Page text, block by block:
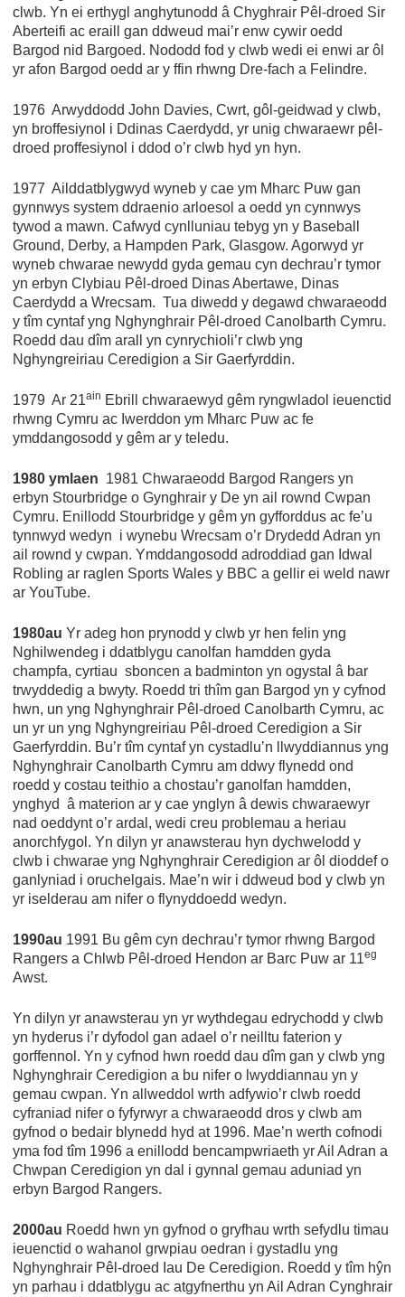
clwb. Yn ei erthygl anghytunodd â Chyghrair Pêl-droed Sir
Aberteifi ac eraill gan ddweud mai’r enw cywir oedd
Bargod nid Bargoed. Nododd fod y clwb wedi ei enwi ar ôl
yr afon Bargod oedd ar y ffin rhwng Dre-fach a Felindre.
1976 Arwyddodd John Davies, Cwrt, gôl-geidwad y clwb,
yn broffesiynol i Ddinas Caerdydd, yr unig chwaraewr pêl-
droed proffesiynol i ddod o’r clwb hyd yn hyn.
1977 Ailddatblygwyd wyneb y cae ym Mharc Puw gan
gynnwys system ddraenio arloesol a oedd yn cynnwys
tywod a mawn. Cafwyd cynlluniau tebyg yn y Baseball
Ground, Derby, a Hampden Park, Glasgow. Agorwyd yr
wyneb chwarae newydd gyda gemau cyn dechrau’r tymor
yn erbyn Clybiau Pêl-droed Dinas Abertawe, Dinas
Caerdydd a Wrecsam. Tua diwedd y degawd chwaraeodd
y tîm cyntaf yng Nghynghrair Pêl-droed Canolbarth Cymru.
Roedd dau dîm arall yn cynrychioli’r clwb yng
Nghyngreiriau Ceredigion a Sir Gaerfyrddin.
1979 Ar 21ain Ebrill chwaraewyd gêm ryngwladol ieuenctid
rhwng Cymru ac Iwerddon ym Mharc Puw ac fe
ymddangosodd y gêm ar y teledu.
1980 ymlaen 1981 Chwaraeodd Bargod Rangers yn
erbyn Stourbridge o Gynghrair y De yn ail rownd Cwpan
Cymru. Enillodd Stourbridge y gêm yn gyfforddus ac fe’u
tynnwyd wedyn i wynebu Wrecsam o’r Drydedd Adran yn
ail rownd y cwpan. Ymddangosodd adroddiad gan Idwal
Robling ar raglen Sports Wales y BBC a gellir ei weld nawr
ar YouTube.
1980au Yr adeg hon prynodd y clwb yr hen felin yng
Nghilwendeg i ddatblygu canolfan hamdden gyda
champfa, cyrtiau sboncen a badminton yn ogystal â bar
trwyddedig a bwyty. Roedd tri thîm gan Bargod yn y cyfnod
hwn, un yng Nghynghrair Pêl-droed Canolbarth Cymru, ac
un yr un yng Nghyngreiriau Pêl-droed Ceredigion a Sir
Gaerfyrddin. Bu’r tîm cyntaf yn cystadlu’n llwyddiannus yng
Nghynghrair Canolbarth Cymru am ddwy flynedd ond
roedd y costau teithio a chostau’r ganolfan hamdden,
ynghyd â materion ar y cae ynglyn â dewis chwaraewyr
nad oeddynt o’r ardal, wedi creu problemau a heriau
anorchfygol. Yn dilyn yr anawsterau hyn dychwelodd y
clwb i chwarae yng Nghynghrair Ceredigion ar ôl dioddef o
ganlyniad i oruchelgais. Mae’n wir i ddweud bod y clwb yn
yr iselderau am nifer o flynyddoedd wedyn.
1990au 1991 Bu gêm cyn dechrau’r tymor rhwng Bargod
Rangers a Chlwb Pêl-droed Hendon ar Barc Puw ar 11eg
Awst.
Yn dilyn yr anawsterau yn yr wythdegau edrychodd y clwb
yn hyderus i’r dyfodol gan adael o’r neilltu faterion y
gorffennol. Yn y cyfnod hwn roedd dau dîm gan y clwb yng
Nghynghrair Ceredigion a bu nifer o lwyddiannau yn y
gemau cwpan. Yn allweddol wrth adfywio’r clwb roedd
cyfraniad nifer o fyfyrwyr a chwaraeodd dros y clwb am
gyfnod o bedair blynedd hyd at 1996. Mae’n werth cofnodi
yma fod tîm 1996 a enillodd bencampwriaeth yr Ail Adran a
Chwpan Ceredigion yn dal i gynnal gemau aduniad yn
erbyn Bargod Rangers.
2000au Roedd hwn yn gyfnod o gryfhau wrth sefydlu timau
ieuenctid o wahanol grwpiau oedran i gystadlu yng
Nghynghrair Pêl-droed Iau De Ceredigion. Roedd y tîm hŷn
yn parhau i ddatblygu ac atgyfnerthu yn Ail Adran Cynghrair